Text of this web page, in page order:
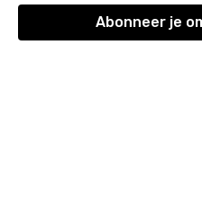
Abonneer je